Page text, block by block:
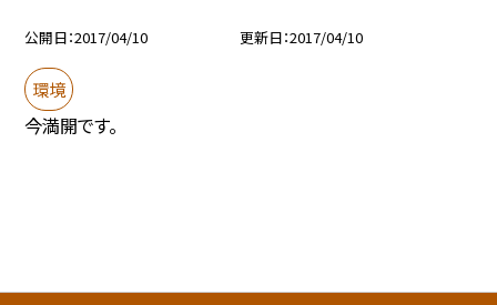
公開日 2017/04/10 更新日 2017/04/10
環境
今満開です。